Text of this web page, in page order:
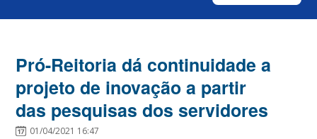
Pró-Reitoria dá continuidade a
projeto de inovação a partir
das pesquisas dos servidores
01/04/2021 16:47